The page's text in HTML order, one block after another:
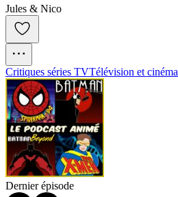
Jules & Nico
Critiques séries TVTélévision et cinéma
Dernier épisode